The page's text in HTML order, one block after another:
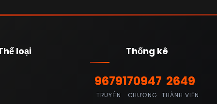
loại Thống kê
9679
TRUYỆN
170947
CHƯƠNG
2649
THÀNH VIÊN